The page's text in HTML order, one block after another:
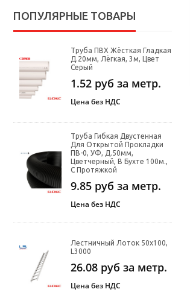
ПОПУЛЯРНЫЕ ТОВАРЫ
Труба ПВХ Жёсткая Гладкая
Д.20мм, Лёгкая, 3м, Цвет
Серый
1.52 руб за метр.
Цена без НДС
Труба Гибкая Двустенная
Для Открытой Прокладки
ПВ-0, УФ, Д.50мм,
Цветчерный, В Бухте 100м.,
С Протяжкой
9.85 руб за метр.
Цена без НДС
Лестничный Лоток 50х100,
L3000
26.08 руб за метр.
Цена без НДС